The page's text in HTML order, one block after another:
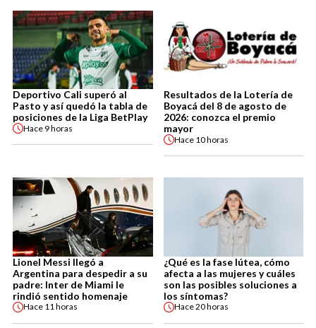
Deportivo Cali superó al
Pasto y así quedó la tabla de
posiciones de la Liga BetPlay
Hace 9 horas
Resultados de la Lotería de
Boyacá del 8 de agosto de
2026: conozca el premio
mayor
Hace 10 horas
Lionel Messi llegó a
Argentina para despedir a su
padre: Inter de Miami le
rindió sentido homenaje
Hace 11 horas
¿Qué es la fase lútea, cómo
afecta a las mujeres y cuáles
son las posibles soluciones a
los síntomas?
Hace20 horas